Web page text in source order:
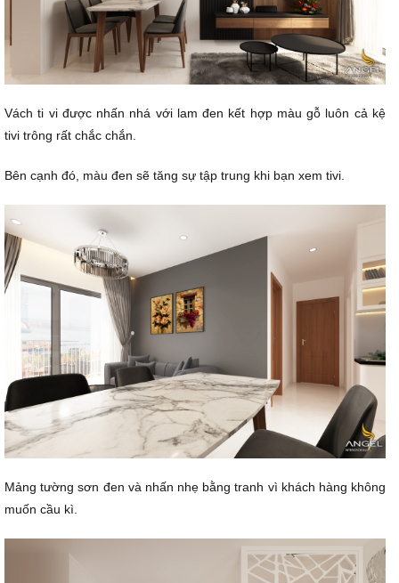
Vách ti vi được nhấn nhá với lam đen kết hợp màu gỗ luôn cả kệ
tivi trông rất chắc chắn.
Bên cạnh đó, màu đen sẽ tăng sự tập trung khi bạn xem tivi.
Mảng tường sơn đen và nhấn nhẹ bằng tranh vì khách hàng không
muốn cầu kì.